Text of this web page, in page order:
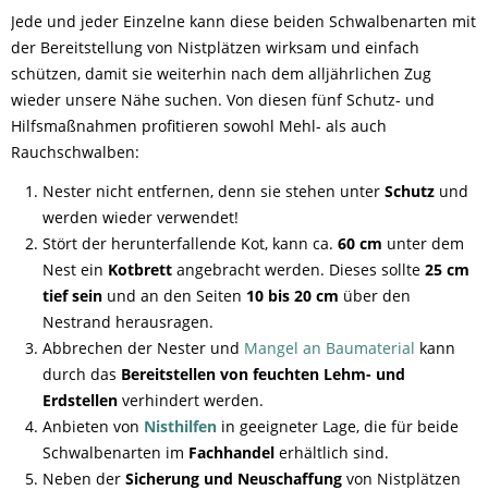
Jede und jeder Einzelne kann diese beiden Schwalbenarten mit
der Bereitstellung von Nistplätzen wirksam und einfach
schützen, damit sie weiterhin nach dem alljährlichen Zug
wieder unsere Nähe suchen. Von diesen fünf Schutz- und
Hilfsmaßnahmen profitieren sowohl Mehl- als auch
Rauchschwalben:
Nester nicht entfernen, denn sie stehen unter Schutzund
werden wieder verwendet!
Stört der herunterfallende Kot, kann ca. 60 cm unter dem
Nest ein Kotbrettangebracht werden. Dieses sollte 25 cm
tief sein und an den Seiten 10 bis 20 cm über den
Nestrand herausragen.
Abbrechen der Nester und Mangel an Baumaterial kann
durch das Bereitstellen von feuchten Lehm- und
Erdstellenverhindert werden.
Anbieten von Nisthilfenin geeigneter Lage, die für beide
Schwalbenarten im Fachhandelerhältlich sind.
Neben der Sicherung und Neuschaffungvon Nistplätzen